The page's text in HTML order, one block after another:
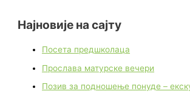
Најновије на сајту
Посета предшколаца
Прослава матурске вечери
Позив за подношење понуде –